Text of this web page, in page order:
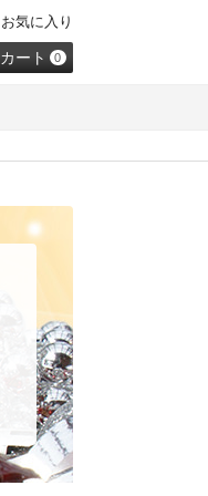
お気に入り
カート 0